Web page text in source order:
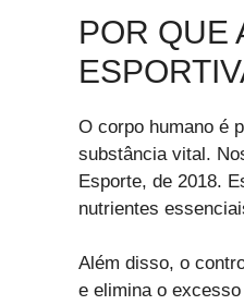
POR QUE
O corpo humano é
substância vital.
Esporte, de 2018.
nutrientes
Além disso, o
e elimina o